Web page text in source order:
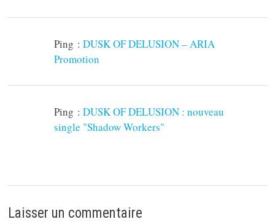
Ping :DUSK OF DELUSION – ARIA
Promotion
Ping :DUSK OF DELUSION : nouveau
single "Shadow Workers"
Laisser un commentaire